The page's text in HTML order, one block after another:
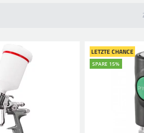
LETZTE CHANCE
SPARE 15%